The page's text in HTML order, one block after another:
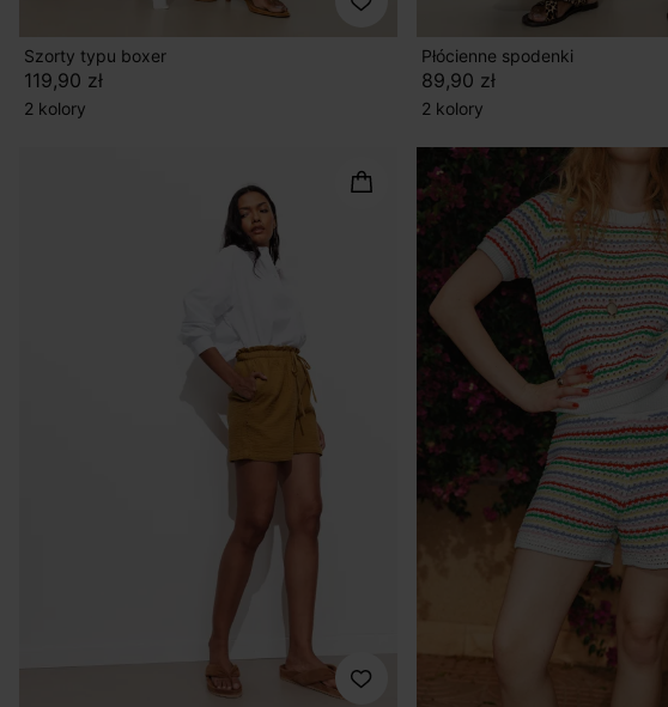
Szorty typu boxer
119,90 zł
2 kolory
Płócienne spodenki
89,90 zł
2 kolory